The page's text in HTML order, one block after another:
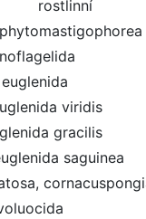
viridis
gracilis
saguinea